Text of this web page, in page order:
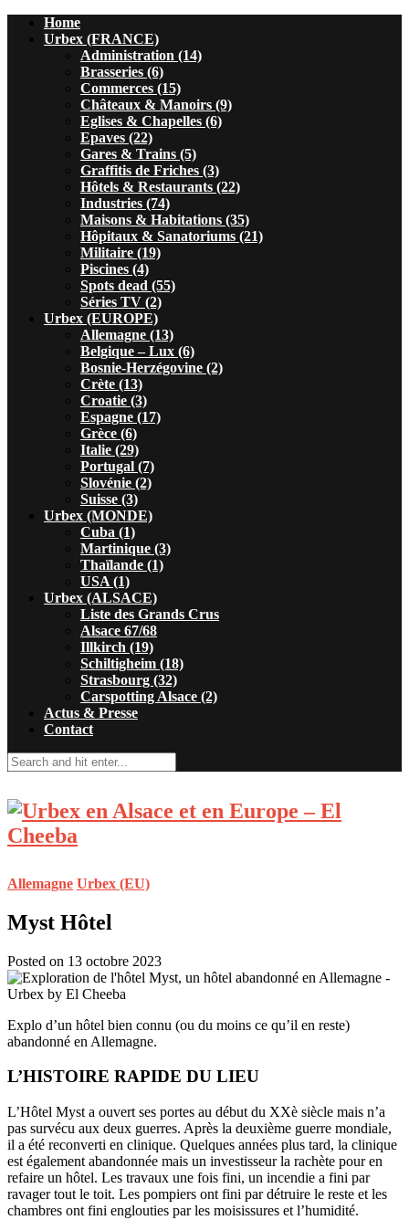
Home
Urbex (FRANCE)
Administration (14)
Brasseries (6)
Commerces (15)
Châteaux & Manoirs (9)
Eglises & Chapelles (6)
Epaves (22)
Gares & Trains (5)
Graffitis de Friches (3)
Hôtels & Restaurants (22)
Industries (74)
Maisons & Habitations (35)
Hôpitaux & Sanatoriums (21)
Militaire (19)
Piscines (4)
Spots dead (55)
Séries TV (2)
Urbex (EUROPE)
Allemagne (13)
Belgique – Lux (6)
Bosnie-Herzégovine (2)
Crète (13)
Croatie (3)
Espagne (17)
Grèce (6)
Italie (29)
Portugal (7)
Slovénie (2)
Suisse (3)
Urbex (MONDE)
Cuba (1)
Martinique (3)
Thaïlande (1)
USA (1)
Urbex (ALSACE)
Liste des Grands Crus
Alsace 67/68
Illkirch (19)
Schiltigheim (18)
Strasbourg (32)
Carspotting Alsace (2)
Actus & Presse
Contact
Allemagne Urbex (EU)
Myst Hôtel
Posted on 13 octobre 2023
Explo d’un hôtel bien connu (ou du moins ce qu’il en reste)
abandonné en Allemagne.
L’HISTOIRE RAPIDE DU LIEU
L’Hôtel Myst a ouvert ses portes au début du XXè siècle mais n’a
pas survécu aux deux guerres. Après la deuxième guerre mondiale,
il a été reconverti en clinique. Quelques années plus tard, la clinique
est également abandonnée mais un investisseur la rachète pour en
refaire un hôtel. Les travaux une fois fini, un incendie a fini par
ravager tout le toit. Les pompiers ont fini par détruire le reste et les
chambres ont fini englouties par les moisissures et l’humidité.